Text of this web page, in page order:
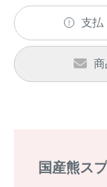
支払
商
国産熊ス